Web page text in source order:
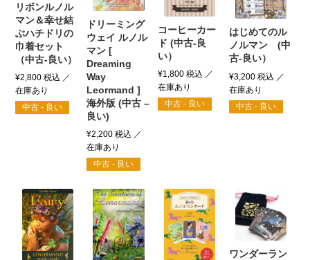
リボンルノル
マン＆幸せ結
ぶハチドリの
巾着セット
（中古-良い）
¥2,800 税込
中古 - 良い
ドリーミング
ウェイ ルノル
マン [
Dreaming
Way
Leormand ]
海外版 (中古 –
良い)
¥2,200 税込
中古 - 良い
コーヒーカー
ド (中古-良
い）
¥1,800 税込
中古 - 良い
はじめてのル
ノルマン (中
古-良い）
¥3,200税込
中古 - 良い
ワンダーラン